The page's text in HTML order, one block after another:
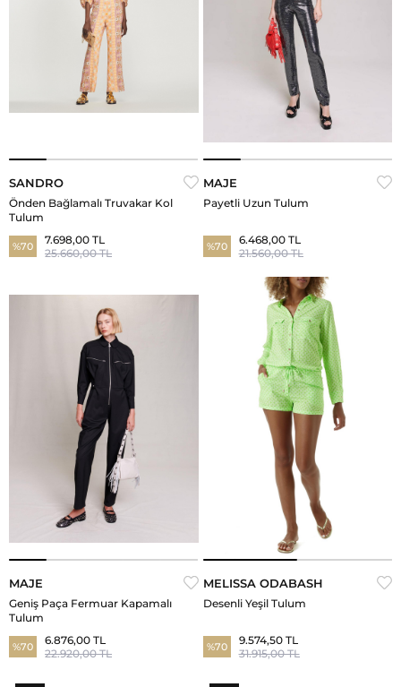
SANDRO
Önden Bağlamalı Truvakar Kol
Tulum
%70
7.698,00 TL
25.660,00 TL
MAJE
Payetli Uzun Tulum
%70
6.468,00 TL
21.560,00 TL
MAJE
Geniş Paça Fermuar Kapamalı
Tulum
%70
6.876,00 TL
22.920,00 TL
MELISSA ODABASH
Desenli Yeşil Tulum
%70
9.574,50 TL
31.915,00 TL